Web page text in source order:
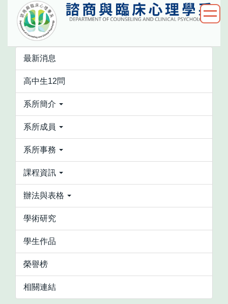
要
最新消息
高中生12問
系所簡介
系所成員
系所事務
課程資訊
辦法與表格
學術研究
學生作品
榮譽榜
相關連結